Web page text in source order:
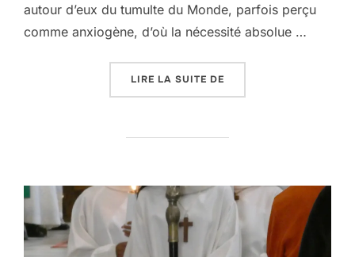
autour d’eux du tumulte du Monde, parfois perçu
comme anxiogène, d’où la nécessité absolue …
LIRE LA SUITE DE